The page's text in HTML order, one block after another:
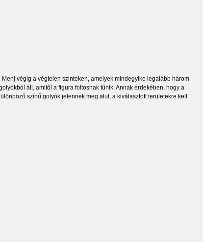
végig a végtelen szinteken, amelyek mindegyike legalább három
áll, amitől a figura foltosnak tűnik. Annak érdekében, hogy a
színű golyók jelennek meg alul, a kiválasztott területekre kell